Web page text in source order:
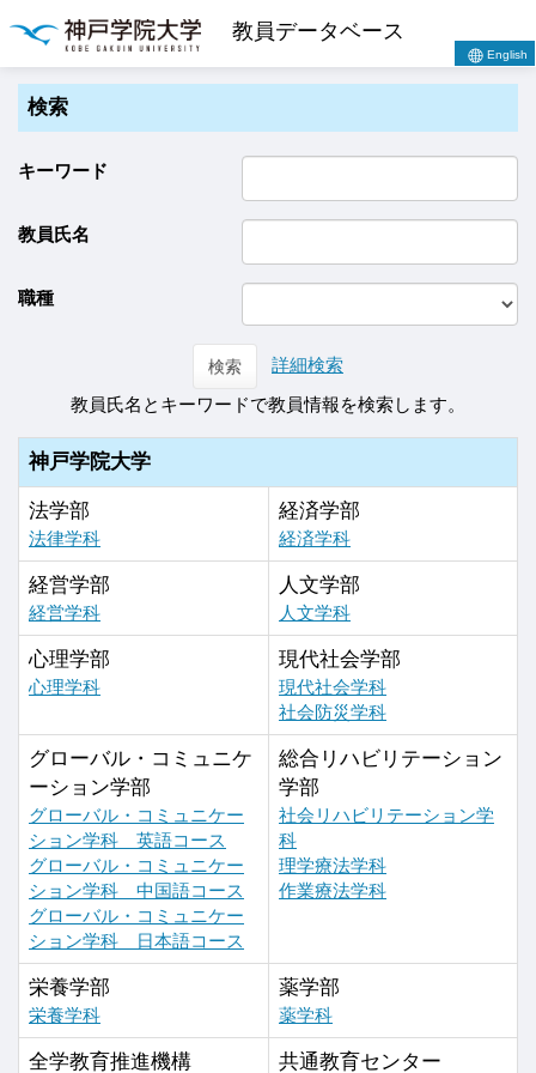
教員データベース
English
検索
キーワード
教員氏名
職種
検索
詳細検索
教員氏名とキーワードで教員情報を検索します。
神戸学院大学
法学部
法律学科
経済学部
経済学科
経営学部
経営学科
人文学部
人文学科
心理学部
心理学科
現代社会学部
現代社会学科
社会防災学科
グローバル・コミュニケ
ーション学部
グローバル・コミュニケー
ション学科 英語コース
グローバル・コミュニケー
ション学科 中国語コース
グローバル・コミュニケー
ション学科 日本語コース
総合リハビリテーション
学部
社会リハビリテーション学
科
理学療法学科
作業療法学科
栄養学部
栄養学科
薬学部
薬学科
全学教育推進機構 共通教育センター